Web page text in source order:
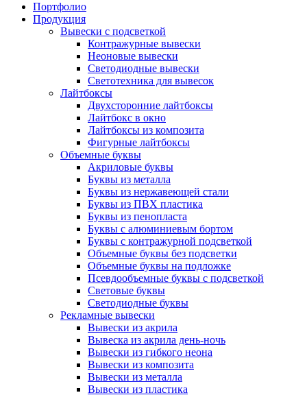
Портфолио
Продукция
Вывески с подсветкой
Контражурные вывески
Неоновые вывески
Светодиодные вывески
Светотехника для вывесок
Лайтбоксы
Двухсторонние лайтбоксы
Лайтбокс в окно
Лайтбоксы из композита
Фигурные лайтбоксы
Объемные буквы
Акриловые буквы
Буквы из металла
Буквы из нержавеющей стали
Буквы из ПВХ пластика
Буквы из пенопласта
Буквы с алюминиевым бортом
Буквы с контражурной подсветкой
Объемные буквы без подсветки
Объемные буквы на подложке
Псевдообъемные буквы с подсветкой
Световые буквы
Светодиодные буквы
Рекламные вывески
Вывески из акрила
Вывеска из акрила день-ночь
Вывески из гибкого неона
Вывески из композита
Вывески из металла
Вывески из пластика